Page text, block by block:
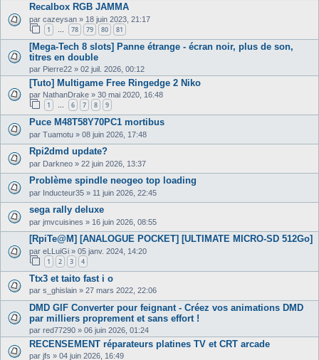
Recalbox RGB JAMMA
par cazeysan » 18 juin 2023, 21:17
1 78 79 80 81
[Mega-Tech 8 slots] Panne étrange - écran noir, plus de son,
titres en double
par Pierre22 » 02 juil. 2026, 00:12
[Tuto] Multigame Free Ringedge 2 Niko
par NathanDrake » 30 mai 2020, 16:48
1 … 6 7 8 9
Puce M48T58Y70PC1 mortibus
par Tuamotu » 08 juin 2026, 17:48
Rpi2dmd update?
par Darkneo » 22 juin 2026, 13:37
Problème spindle neogeo top loading
par Inducteur35 » 11 juin 2026, 22:45
sega rally deluxe
par jmvcuisines » 16 juin 2026, 08:55
[RpiTe@M] [ANALOGUE POCKET] [ULTIMATE MICRO-SD 512Go]
par eLLuiGi » 05 janv. 2024, 14:20
1 2 3 4
Ttx3 et taito fast i o
par s_ghislain » 27 mars 2022, 22:06
DMD GIF Converter pour feignant - Créez vos animations DMD
par milliers proprement et sans effort !
par red77290 » 06 juin 2026, 01:24
RECENSEMENT réparateurs platines TV et CRT arcade
par jfs » 04 juin 2026, 16:49